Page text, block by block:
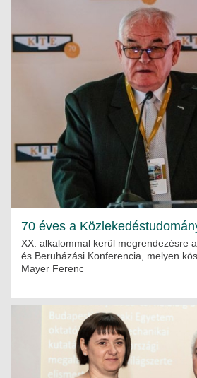
70 éves a
XX. alkalommal kerül megrendezésre
és Beruházási Konferencia, melyen
Mayer Ferenc